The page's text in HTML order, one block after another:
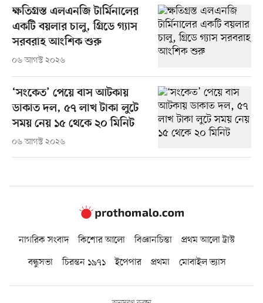
ক্ষতিগ্রস্ত এলএনজি টার্মিনালের
একটি বয়লার চালু, গ্রিডে গ্যাস
সরবরাহ আংশিক শুরু
০৬ আগস্ট ২০২৬
‘সংকেত’ পেয়ে বাস আটকায়
ডাকাত দল, ৫৭ লাখ টাকা লুটে
সময় নেয় ১৫ থেকে ২০ মিনিট
০৬ আগস্ট ২০২৬
নাগরিক সংবাদ কিশোর আলো বিজ্ঞানচিন্তা
প্রথম আলো ট্রাস্ট
বন্ধুসভা
চিরন্তন ১৯৭১ ইপেপার প্রথমা মোবাইল ভ্যাস